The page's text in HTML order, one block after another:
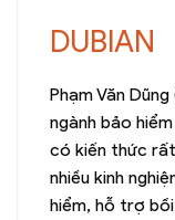
DUBIAN
Phạm Văn
ngành bảo
có kiến thức
nhiều kinh
hiểm, hỗ trợ